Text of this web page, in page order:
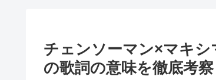
チェンソーマン×マキ
の歌詞の意味を徹底考察